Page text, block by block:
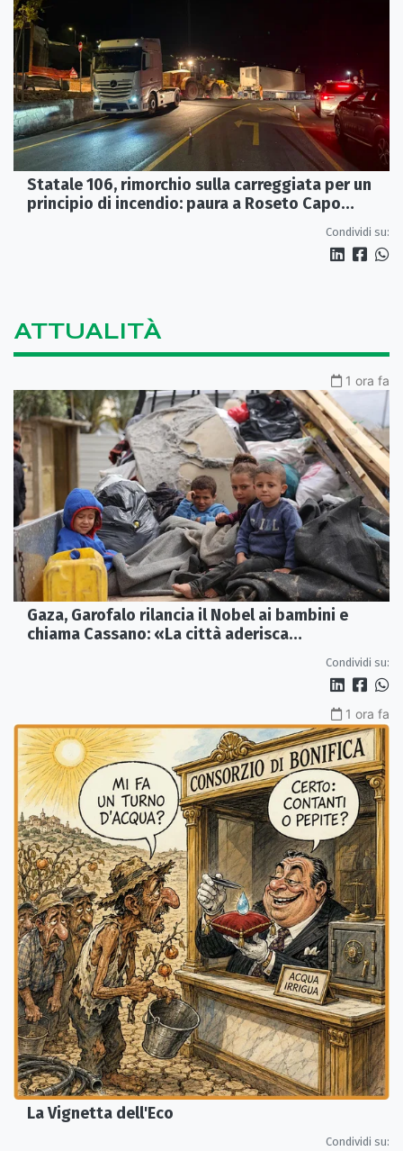
Statale 106, rimorchio sulla carreggiata per un
principio di incendio: paura a Roseto Capo
Condividi su:
ATTUALITÀ
1 ora fa
Gaza, Garofalo rilancia il Nobel ai bambini e
chiama Cassano: «La città aderisca
Condividi su:
1 ora fa
La Vignetta dell'Eco
Condividi su: